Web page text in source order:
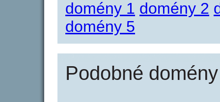
domény 1 domény 2
domény 5
Podobné